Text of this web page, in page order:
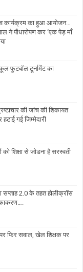
कार्यक्रम का हुआ आयोजन…
ने पौधारोपण कर ‘एक पेड़ माँ
फुटबॉल टूर्नामेंट का
की जांच की शिकायत
गई जिम्मेदारी
शिक्षा से जोडना है सरस्वती
सप्ताह 2.0 के तहत होलीक्रॉस
फिर सवाल, खेल शिक्षक पर